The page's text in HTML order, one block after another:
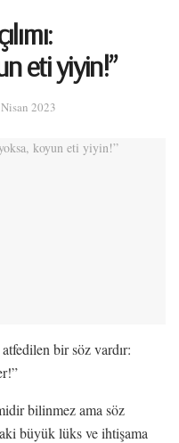
eti yiyin!”
2023
bir söz vardır:
bilinmez ama söz
büyük lüks ve ihtişama